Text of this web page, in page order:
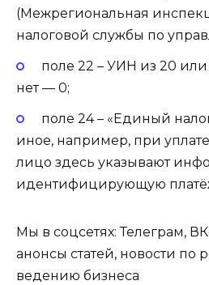
(Межрегиональная
налоговой службы по
поле 22 – УИН из 20 или
нет — 0;
поле 24 – «Единый
иное, например, при
лицо здесь указывают
идентифицирующую
Мы в соцсетях: Телеграм,
анонсы статей, новости по
ведению бизнеса